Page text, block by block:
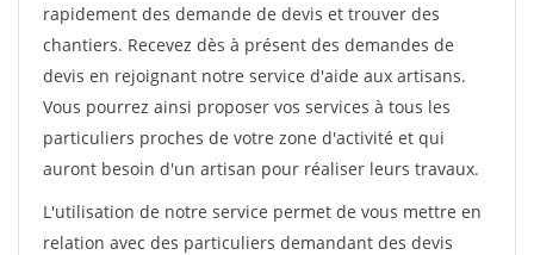
rapidement des demande de devis et trouver des
chantiers. Recevez dès à présent des demandes de
devis en rejoignant notre service d'aide aux artisans.
Vous pourrez ainsi proposer vos services à tous les
particuliers proches de votre zone d'activité et qui
auront besoin d'un artisan pour réaliser leurs travaux.
L'utilisation de notre service permet de vous mettre en
relation avec des particuliers demandant des devis